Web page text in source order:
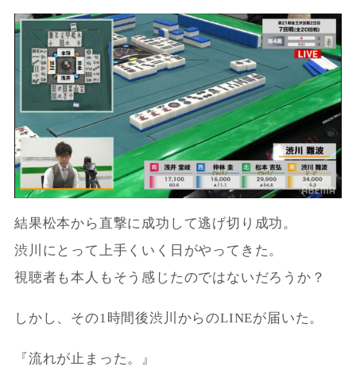
結果松本から直撃に成功して逃げ切り成功。
渋川にとって上手くいく日がやってきた。
視聴者も本人もそう感じたのではないだろうか？
しかし、その1時間後渋川からのLINEが届いた。
『流れが止まった。』